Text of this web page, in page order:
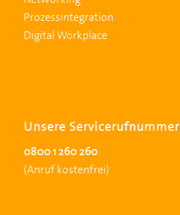
Prozessintegration
Digital Workplace
Unsere Servicerufnummer
0800 1 260 260
(Anruf kostenfrei)